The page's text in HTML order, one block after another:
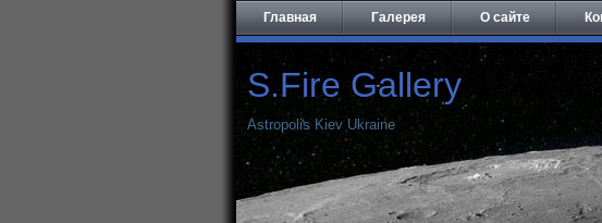
Главная Галерея О сайте
S.Fire Gallery
Astropolis Kiev Ukraine